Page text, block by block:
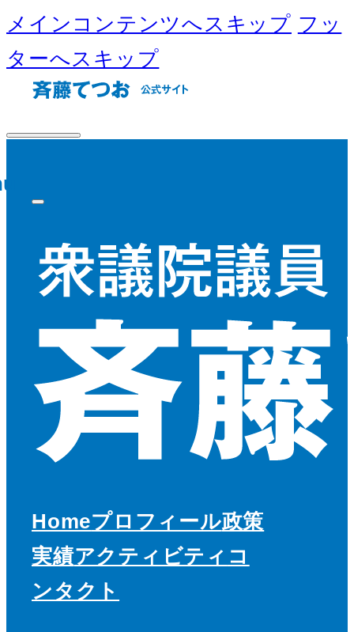
メインコンテンツへスキップ フッ
ターへスキップ
Homeプロフィール政策
実績アクティビティ コ
ンタクト